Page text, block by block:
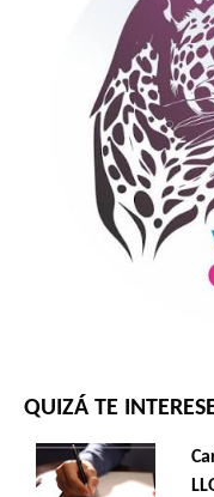
QUIZÁ TE